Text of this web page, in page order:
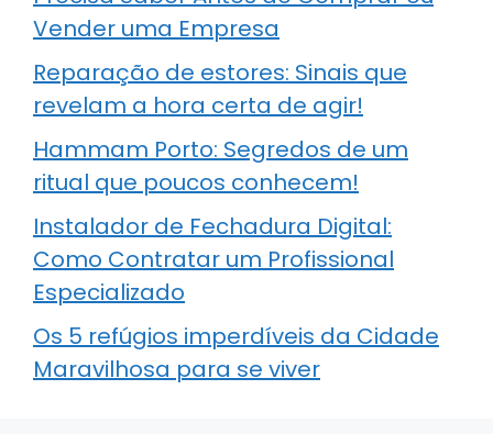
Vender uma Empresa
Reparação de estores: Sinais que
revelam a hora certa de agir!
Hammam Porto: Segredos de um
ritual que poucos conhecem!
Instalador de Fechadura Digital:
Como Contratar um Profissional
Especializado
Os 5 refúgios imperdíveis da Cidade
Maravilhosa para se viver